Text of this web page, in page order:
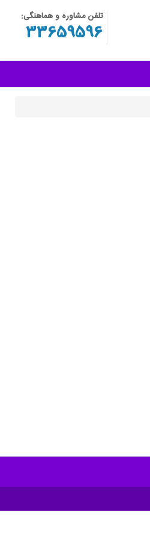
تلفن مشاوره و هماهنگی:
33659596